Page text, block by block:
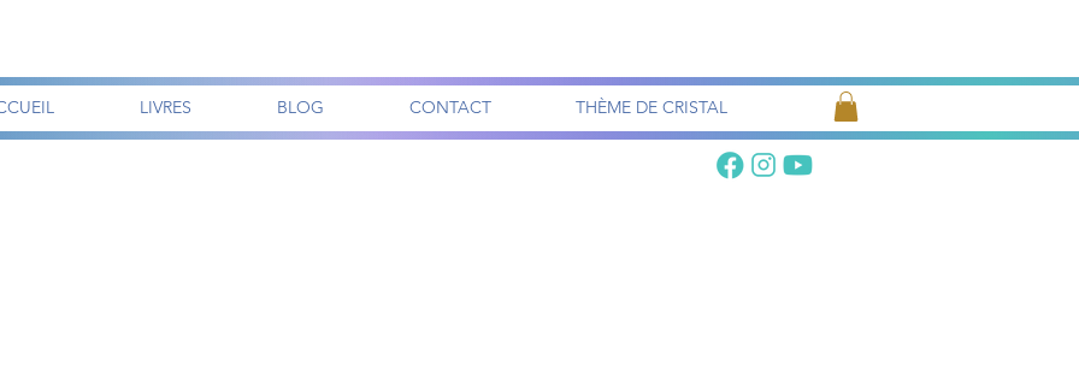
LIVRES BLOG CONTACT THÈME DE CRISTAL